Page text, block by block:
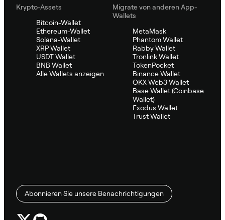
Krypto-Assets
Bitcoin-Wallet
Ethereum-Wallet
Solana-Wallet
XRP Wallet
USDT Wallet
BNB Wallet
Alle Wallets anzeigen
Migrate von anderen App-
Wallets
MetaMask
Phantom Wallet
Rabby Wallet
Tronlink Wallet
TokenPocket
Binance Wallet
OKX Web3 Wallet
Base Wallet (Coinbase
Wallet)
Exodus Wallet
Trust Wallet
Abonnieren Sie unsere Benachrichtigungen